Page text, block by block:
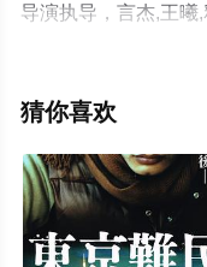
导演执导，言杰,王曦
欢,王彦明,石小满,胡
网，更多相关信息可
猜你喜欢